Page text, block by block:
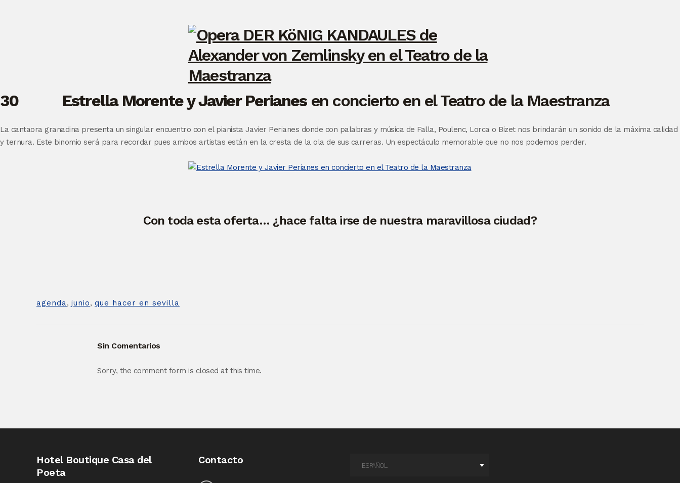
30 Estrella Morente y Javier Perianesen concierto en el Teatro de la Maestranza
La cantaora granadina presenta un singular encuentro con el pianista Javier Perianes donde con palabras y música de Falla, Poulenc, Lorca o Bizet nos brindarán un sonido de la máxima calidad
y ternura. Este binomio será para recordar pues ambos artistas están en la cresta de la ola de sus carreras. Un espectáculo memorable que no nos podemos perder.
Con toda esta oferta… ¿hace falta irse de nuestra maravillosa ciudad?
agenda, junio, que hacer en sevilla
Sin Comentarios
Sorry, the comment form is closed at this time.
Hotel Boutique Casa del
Poeta
Contacto ESPAÑOL